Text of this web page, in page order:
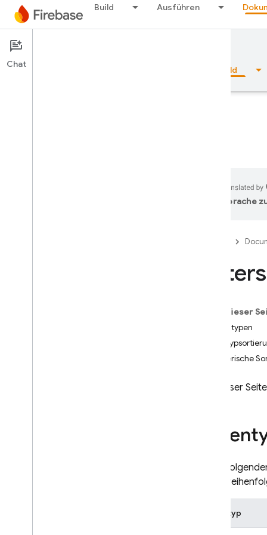
Build Ausführen
Documentation
Übersicht Build
Sprache
Auf dieser
Datentypen
Numerische
Auf dieser
In der
Datentyp
Chat